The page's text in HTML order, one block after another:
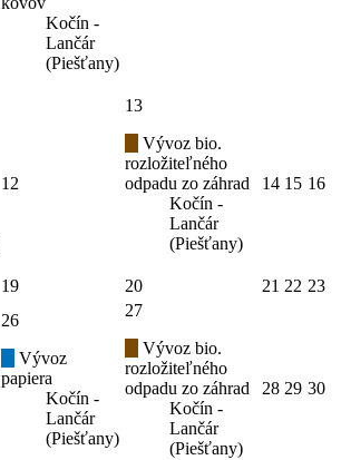
Kočín -
Lančár
(Piešťany)
12
13
Vývoz bio.
rozložiteľného
odpadu zo záhrad
Kočín -
Lančár
(Piešťany)
14 15 16
19 20 21 22 23
26
Vývoz
papiera
Kočín -
Lančár
(Piešťany)
27
Vývoz bio.
rozložiteľného
odpadu zo záhrad
Kočín -
Lančár
(Piešťany)
28 29 30